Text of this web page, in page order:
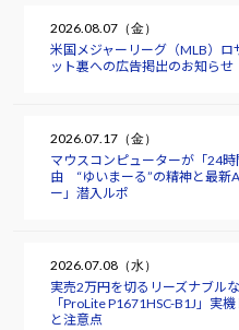
2026.08.07（金）
米国メジャーリーグ（MLB）ロ
ット裏への広告掲出のお知らせ
2026.07.17（金）
マウスコンピューターが「24
由 “ゆいまーる”の精神と最新
ー」潜入ルポ
2026.07.08（水）
実売2万円を切るリーズナブル
「ProLite P1671HSC-B1J」
と注意点